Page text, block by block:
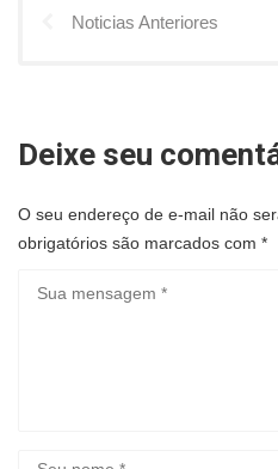
Noticias Anteriores
Deixe seu
O seu endereço de e-mail não
obrigatórios são marcados com *